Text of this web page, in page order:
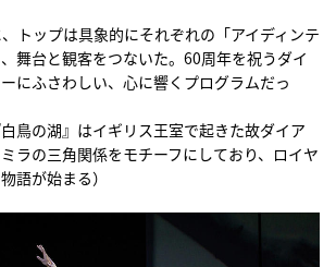
トップは具象的にそれぞれの「アイディンテ
舞台と観客をつないた。60周年を祝うダイ
にふさわしい、心に響くプログラムだっ
白鳥の湖』はイギリス王室で起きた故ダイア
ラの三角関係をモチーフにしており、ロイヤ
語が始まる）